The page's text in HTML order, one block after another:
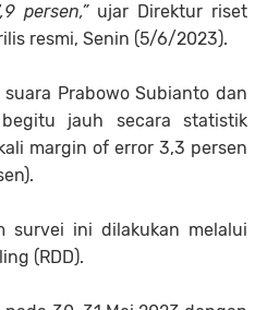
persen,” ujar Direktur riset
resmi, Senin (5/6/2023).
Prabowo Subianto dan
jauh secara statistik
margin of error 3,3 persen
survei ini dilakukan melalui
(RDD).